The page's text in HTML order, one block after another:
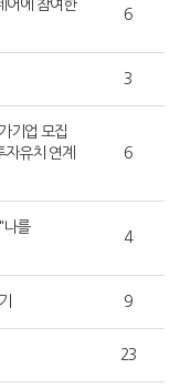
어에 참여한
6
3
기업 모집
유치 연계
6
나를
4
9
23